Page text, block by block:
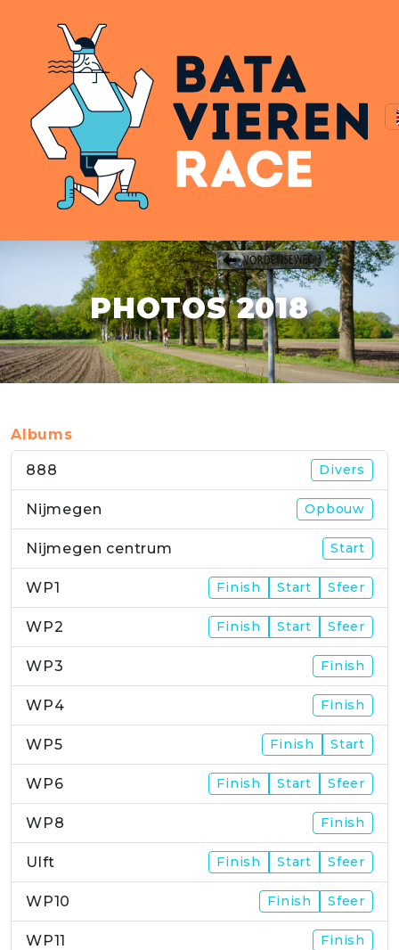
PHOTOS 2018
Albums
888 Divers
Nijmegen Opbouw
Nijmegen centrum Start
WP1 Finish Start Sfeer
WP2 Finish Start Sfeer
WP3 Finish
WP4 Finish
WP5 Finish Start
WP6 Finish Start Sfeer
WP8 Finish
Ulft Finish Start Sfeer
WP10 Finish Sfeer
WP11 Finish